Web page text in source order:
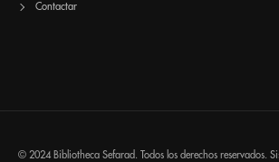
Contactar
© 2024 Bibliotheca Sefarad. Todos los derechos reservados.